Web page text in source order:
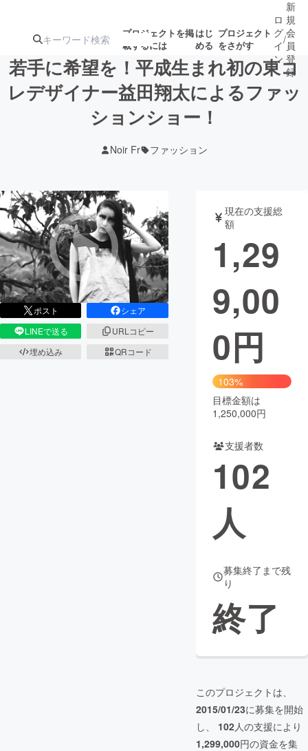
プロジェクトを掲
載するには
はじ
める
プロジェクト
をさがす
注目のリ 注目の新着プロ 募集終了が近いプ
テクノロジー・ガジェット
映像・映画 書籍・雑誌
ビジネス・起業 チャレンジ
まちづくり・地域活性化
CAMPFIRE Creation
コミュニティ
ロ
グ
イ
ン
/
新
規
会
員
登
録
若手に希望を！平成生まれ初の東コ
レデザイナー益田翔太によるファッ
ションショー！
Noir Fr ファッション
ポスト
シェア
LINEで送る
URLコピー
埋め込み
QRコード
現在の支援総
額
1,29
9,00
0円
103%
目標金額は
1,250,000円
支援者数
102
人
募集終了まで残
り
終了
このプロジェクトは、
2015/01/23に募集を開始
し、 102人の支援により
1,299,000円の資金を集